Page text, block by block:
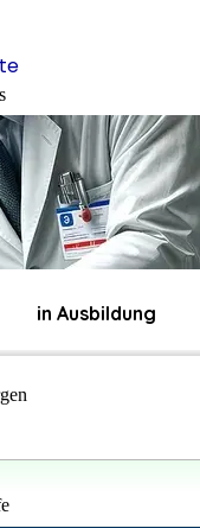
in Ausbildung